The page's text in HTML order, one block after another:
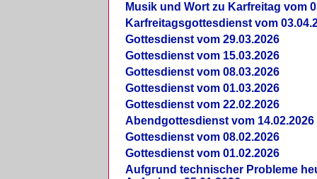
Musik und Wort zu Karfreitag vom
Karfreitagsgottesdienst vom
Gottesdienst vom 29.03.2026
Gottesdienst vom 15.03.2026
Gottesdienst vom 08.03.2026
Gottesdienst vom 01.03.2026
Gottesdienst vom 22.02.2026
Abendgottesdienst vom 14.02.2026
Gottesdienst vom 08.02.2026
Gottesdienst vom 01.02.2026
Aufgrund technischer Probleme